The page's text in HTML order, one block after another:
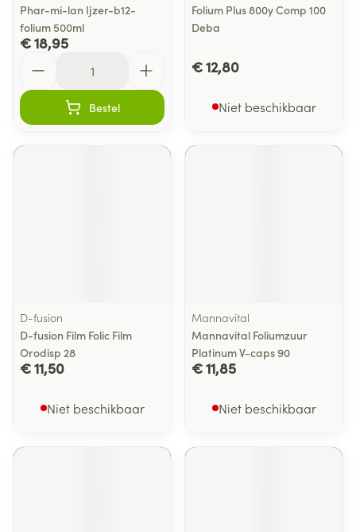
Phar-mi-lan Ijzer-b12-
folium 500ml
€ 18,95
Bestel
Folium Plus 800y Comp 100
Deba
€ 12,80
Niet beschikbaar
D-fusion
D-fusion Film Folic Film
Orodisp 28
€ 11,50
Niet beschikbaar
Mannavital
Mannavital Foliumzuur
Platinum V-caps 90
€ 11,85
Niet beschikbaar